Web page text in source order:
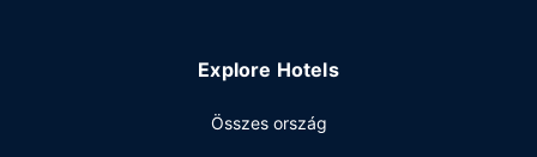
Explore Hotels
Összes ország